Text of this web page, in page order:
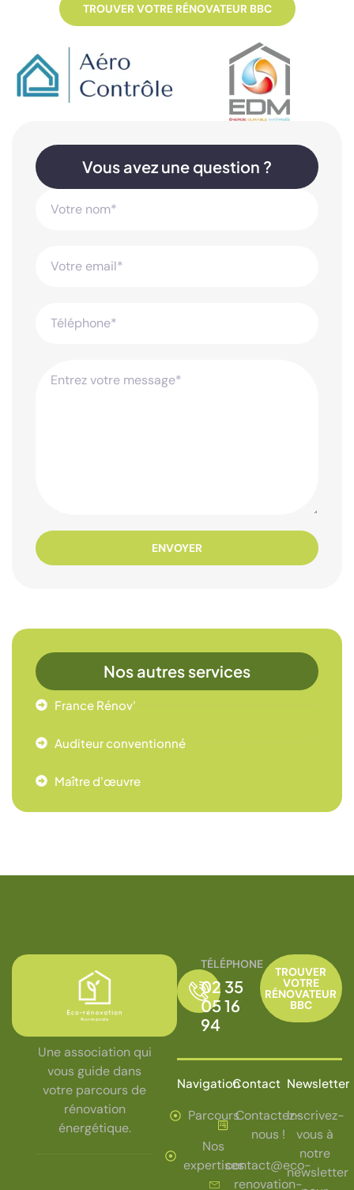
TROUVER VOTRE RÉNOVATEUR BBC
Vous avez une question ?
ENVOYER
Nos autres services
France Rénov'
Auditeur conventionné
Maître d'œuvre
Une association qui
vous guide dans
votre parcours de
rénovation
énergétique.
TÉLÉPHONE
02 35
05 16
94
TROUVER
VOTRE
RÉNOVATEUR
BBC
Navigation
Parcours
Nos
expertises
Contact
Contactez-
nous !
contact@eco-
renovation-
Newsletter
Inscrivez-
vous à
notre
newsletter